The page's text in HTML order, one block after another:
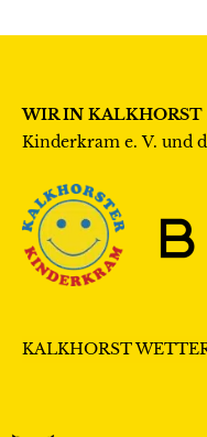
WIR IN KALKHORST
Kinderkram e. V. und
KALKHORST